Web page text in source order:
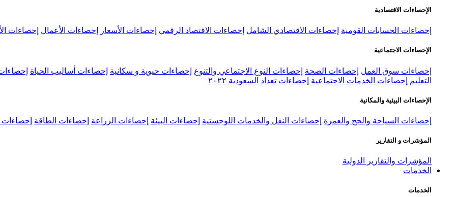
الإحصاءات الاقتصادية
إحصاءات الحسابات القومية إحصاءات الاقتصادي الشامل إحصاءات الاقتصاد الرقمي إحصاءات الأسعار إحصاءات الأعمال إحصاءات
الإحصاءات الاجتماعية
إحصاءات سوق العمل إحصاءات الصحة إحصاءات النوع الاجتماعي والتنوع إحصاءات حيوية و سكانية إحصاءات أساليب الحياة
التعليم
إحصاءات الخدمات الاجتماعية إحصاءات تعداد السعودية ٢٠٢٢
الإحصاءات البيئية والمكانية
إحصاءات السياحة والحج والعمرة إحصاءات النقل والخدمات اللوجستية إحصاءات البيئة إحصاءات الزراعة إحصاءات الطاقة إحصاءات
المؤشرات و التقارير
المؤشرات والتقارير الدولية
الخدمات
الخدمات